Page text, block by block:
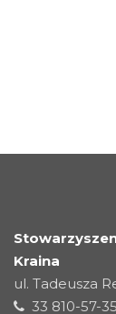
Kraina
ul. Tadeusza
33 810-57-